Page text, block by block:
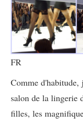
FR
Comme d'habitude,
salon de la lingerie
filles, les